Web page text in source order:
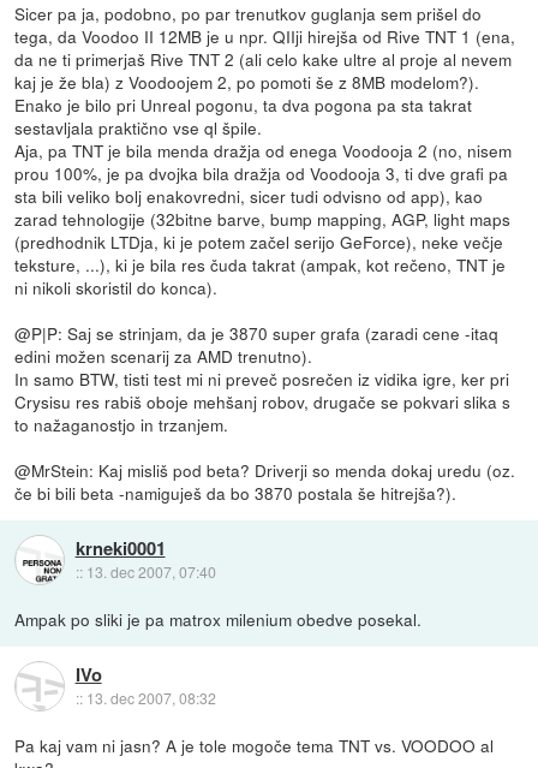
Sicer pa ja, podobno, po par trenutkov guglanja sem prišel do
tega, da Voodoo II 12MB je u npr. QIIji hirejša od Rive TNT 1 (ena,
da ne ti primerjaš Rive TNT 2 (ali celo kake ultre al proje al nevem
kaj je že bla) z Voodoojem 2, po pomoti še z 8MB modelom?).
Enako je bilo pri Unreal pogonu, ta dva pogona pa sta takrat
sestavljala praktično vse ql špile.
Aja, pa TNT je bila menda dražja od enega Voodooja 2 (no, nisem
prou 100%, je pa dvojka bila dražja od Voodooja 3, ti dve grafi pa
sta bili veliko bolj enakovredni, sicer tudi odvisno od app), kao
zarad tehnologije (32bitne barve, bump mapping, AGP, light maps
(predhodnik LTDja, ki je potem začel serijo GeForce), neke večje
teksture, ...), ki je bila res čuda takrat (ampak, kot rečeno, TNT je
ni nikoli skoristil do konca).
@P|P: Saj se strinjam, da je 3870 super grafa (zaradi cene -itaq
edini možen scenarij za AMD trenutno).
In samo BTW, tisti test mi ni preveč posrečen iz vidika igre, ker pri
Crysisu res rabiš oboje mehšanj robov, drugače se pokvari slika s
to nažaganostjo in trzanjem.
@MrStein: Kaj misliš pod beta? Driverji so menda dokaj uredu (oz.
če bi bili beta -namiguješ da bo 3870 postala še hitrejša?).
krneki0001
:: 13. dec 2007, 07:40
Ampak po sliki je pa matrox milenium obedve posekal.
IVo
:: 13. dec 2007, 08:32
Pa kaj vam ni jasn? A je tole mogoče tema TNT vs. VOODOO al